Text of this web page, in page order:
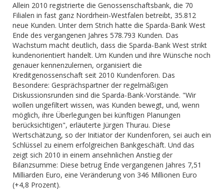
Allein 2010 registrierte die Genossenschaftsbank, die 70
Filialen in fast ganz Nordrhein-Westfalen betreibt, 35.812
neue Kunden. Unter dem Strich hatte die Sparda-Bank West
Ende des vergangenen Jahres 578.793 Kunden. Das
Wachstum macht deutlich, dass die Sparda-Bank West strikt
kundenorientiert handelt. Um Kunden und ihre Wünsche noch
genauer kennenzulernen, organisiert die
Kreditgenossenschaft seit 2010 Kundenforen. Das
Besondere: Gesprächspartner der regelmäßigen
Diskussionsrunden sind die Sparda-Bank-Vorstände. "Wir
wollen ungefiltert wissen, was Kunden bewegt, und, wenn
möglich, ihre Überlegungen bei künftigen Planungen
berücksichtigen", erläuterte Jürgen Thurau. Diese
Wertschätzung, so der Initiator der Kundenforen, sei auch ein
Schlüssel zu einem erfolgreichen Bankgeschäft. Und das
zeigt sich 2010 in einem ansehnlichen Anstieg der
Bilanzsumme: Diese betrug Ende vergangenen Jahres 7,51
Milliarden Euro, eine Veränderung von 346 Millionen Euro
(+4,8 Prozent).